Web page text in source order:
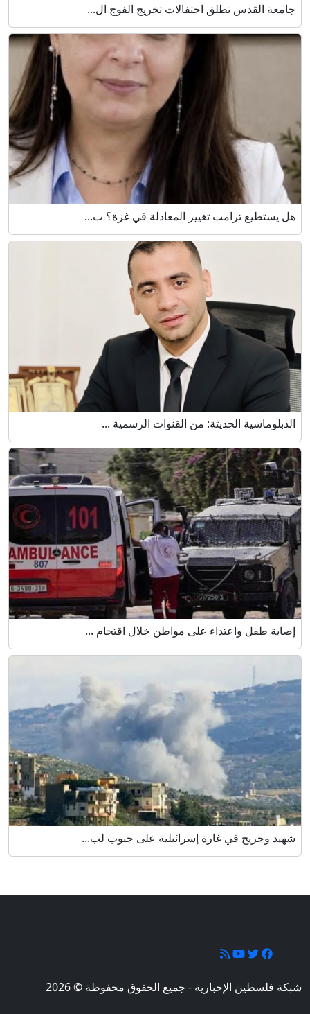
جامعة القدس تطلق احتفالات تخريج الفوج ال...
هل يستطيع ترامب تغيير المعادلة في غزة؟ ب...
الدبلوماسية الحديثة: من القنوات الرسمية ...
إصابة طفل واعتداء على مواطن خلال اقتحام ...
شهيد وجريح في غارة إسرائيلية على جنوب لب...
شبكة فلسطين الإخبارية - جميع الحقوق محفوظة © 2026